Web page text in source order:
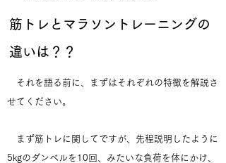
筋トレとマラソントレーニングの
違いは？？
それを語る前に、まずはそれぞれの特徴を解説さ
せてください。
まず筋トレに関してですが、先程説明したように
5kgのダンベルを10回、みたいな負荷を体にかけ、